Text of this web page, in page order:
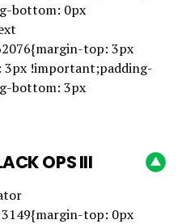
bottom: 0px
top: 3px
!important;padding-
bottom: 3px
OPS III
top: 0px